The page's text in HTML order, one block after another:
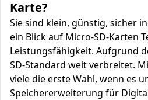
Karte?
Sie sind klein, günstig, sicher
ein Blick auf Micro-SD-Karten
Leistungsfähigkeit. Aufgrund
SD-Standard weit verbreitet.
viele die erste Wahl, wenn es
Speichererweiterung für